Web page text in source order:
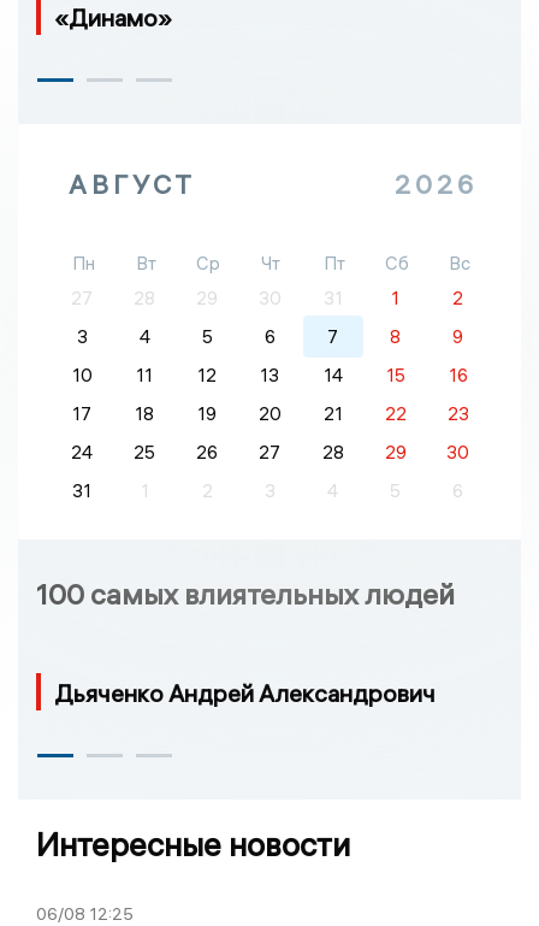
«Динамо»
АВГУСТ 2026
Пн Вт Ср Чт Пт Сб
Вс
27
28 29 30 31 1
2
3
4 5 6 7 8
9
10
11 12 13 14 15
16
17
18 19 20 21 22
23
24
25 26 27 28 29
30
31
1 2 3 4 5 6
100 самых влиятельных людей
Дьяченко Андрей Александрович
Интересные новости
06/08 12:25